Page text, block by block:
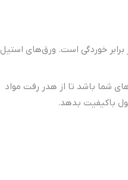
خوردگی است. ورق‌های استیل
شما باشد تا از هدر رفت مواد
باکیفیت بدهد.